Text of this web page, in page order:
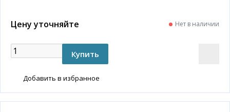
Цену уточняйте Нет в наличии
Добавить в избранное